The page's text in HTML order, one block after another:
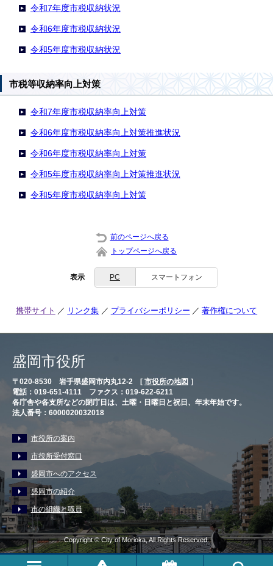
令和7年度市税収納状況
令和6年度市税収納状況
令和5年度市税収納状況
市税等収納率向上対策
令和7年度市税収納率向上対策
令和6年度市税収納率向上対策推進状況
令和6年度市税収納率向上対策
令和5年度市税収納率向上対策推進状況
令和5年度市税収納率向上対策
前のページへ戻る
トップページへ戻る
表示 PC スマートフォン
携帯サイト リンク集 プライバシーポリシー 著作権について
盛岡市役所
〒020-8530 岩手県盛岡市内丸12-2 [ 市役所の地図 ］
電話：019-651-4111 ファクス：019-622-6211
各庁舎や各支所などの閉庁日は、土曜・日曜日と祝日、年末年始です。
法人番号：6000020032018
市役所の案内
市役所受付窓口
盛岡市へのアクセス
盛岡市の紹介
市の組織と職員
Copyright © City of Morioka, All Rights Reserved.